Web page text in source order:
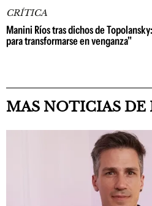
CRÍTICA
Manini Ríos tras dichos de
para transformarse en venganza"
MAS NOTICIAS